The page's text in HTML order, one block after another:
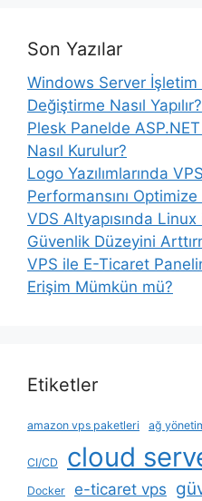
Son Yazılar
Windows Server
Değiştirme Nasıl Yapılır?
Plesk Panelde
Nasıl Kurulur?
Logo Yazılımlarında
Performansını Optimize
VDS Altyapısında
Güvenlik Düzeyini
VPS ile E-Ticaret
Erişim Mümkün mü?
Etiketler
amazon vps paketleri ağ
CI/CD cloud
Docker e-ticaret vps